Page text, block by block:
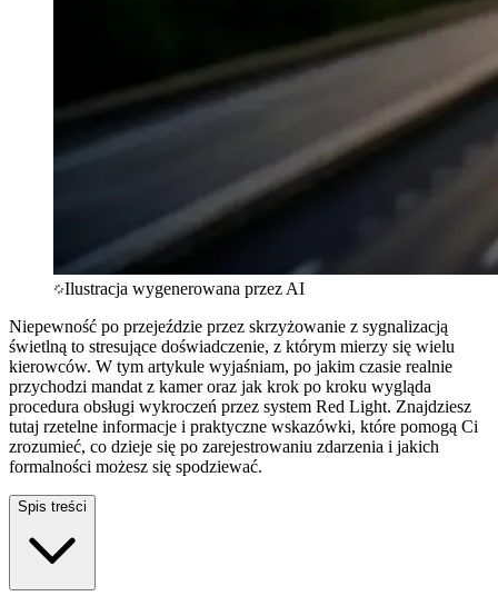
Ilustracja wygenerowana przez AI
Niepewność po przejeździe przez skrzyżowanie z sygnalizacją
świetlną to stresujące doświadczenie, z którym mierzy się wielu
kierowców. W tym artykule wyjaśniam, po jakim czasie realnie
przychodzi mandat z kamer oraz jak krok po kroku wygląda
procedura obsługi wykroczeń przez system Red Light. Znajdziesz
tutaj rzetelne informacje i praktyczne wskazówki, które pomogą Ci
zrozumieć, co dzieje się po zarejestrowaniu zdarzenia i jakich
formalności możesz się spodziewać.
Spis treści